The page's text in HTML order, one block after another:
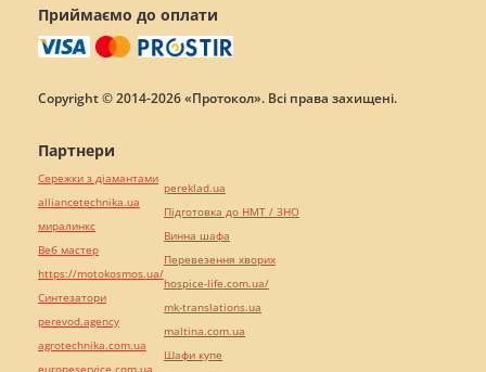
Приймаємо до оплати
Copyright © 2014-2026 «Протокол». Всі права захищені.
Партнери
Сережки з діамантами
alliancetechnika.ua
миралинкс
Веб мастер
https://motokosmos.ua/
Синтезатори
perevod.agency
agrotechnika.com.ua
europeservice.com.ua
pereklad.ua
Підготовка до НМТ / ЗНО
Винна шафа
Перевезення хворих
hospice-life.com.ua/
mk-translations.ua
maltina.com.ua
Шафи купе